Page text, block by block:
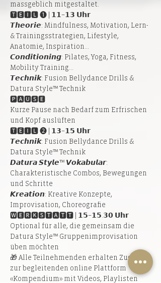
massgeblich mitgestaltet.
🆃🅴🅸🅻 ➊ | 𝟭𝟭–𝟭𝟯 𝗨𝗵𝗿
𝙏𝙝𝙚𝙤𝙧𝙞𝙚: Mindfulness, Motivation, Lern-
& Trainingsstrategien, Lifestyle,
Anatomie, Inspiration...
𝘾𝙤𝙣𝙙𝙞𝙩𝙞𝙤𝙣𝙞𝙣𝙜: Pilates, Yoga, Fitness,
Mobility Training...
𝙏𝙚𝙘𝙝𝙣𝙞𝙠: Fusion Bellydance Drills &
Datura Style™ Technik
🅿🅰🆄🆂🅴
Kurze Pause nach Bedarf zum Erfrischen
und Kopf auslüften
🆃🅴🅸🅻 ➋ | 𝟭𝟯–𝟭𝟱 𝗨𝗵𝗿
𝙏𝙚𝙘𝙝𝙣𝙞𝙠: Fusion Bellydance Drills &
Datura Style™ Technik
𝘿𝙖𝙩𝙪𝙧𝙖 𝙎𝙩𝙮𝙡𝙚™ 𝙑𝙤𝙠𝙖𝙗𝙪𝙡𝙖𝙧:
Charakteristische Combos, Bewegungen
und Schritte
𝙆𝙧𝙚𝙖𝙩𝙞𝙤𝙣: Kreative Konzepte,
Improvisation, Choreografie
🆆🅴🆁🅺🆂🆃🅰🆃🆃 | 𝟭𝟱–𝟭𝟱.𝟯𝟬 𝗨𝗵𝗿
Optional für alle, die gemeinsam die
Datura Style™ Gruppenimprovisation
üben möchten
🎁 Alle Teilnehmenden erhalten Zugang
zur begleitenden online Plattform
«Kompendium» mit Videos, Playlisten